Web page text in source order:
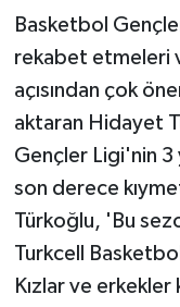
Basketbol
rekabet etmeleri
açısından çok
aktaran Hidayet
Gençler Ligi'nin 3
son derece
Türkoğlu, 'Bu
Turkcell
Kızlar ve